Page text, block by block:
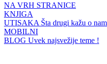
NA VRH STRANICE
KNJIGA
UTISAKA Šta drugi kažu o
MOBILNI
BLOG Uvek najsvežije teme !